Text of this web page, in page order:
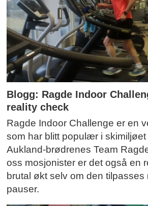
Blogg: Ragde Indoor
reality check
Ragde Indoor Challenge er en
som har blitt populær i skimiljøet
Aukland-brødrenes Team
oss mosjonister er det også en
brutal økt selv om den tilpasses
pauser.